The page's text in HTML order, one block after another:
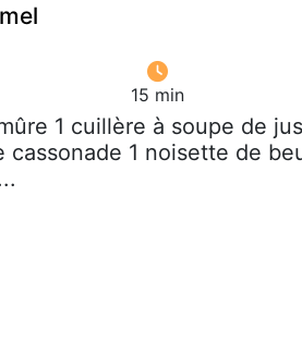
15 min
1 cuillère à soupe de
1 noisette de